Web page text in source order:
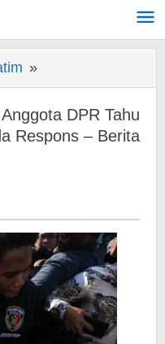
»
Ronald
Anak
Anggota
Lemas
Tak
Ada
Respons
Berita
DPR Tahu
Respons – Berita